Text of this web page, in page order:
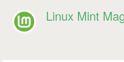
Linux Mint